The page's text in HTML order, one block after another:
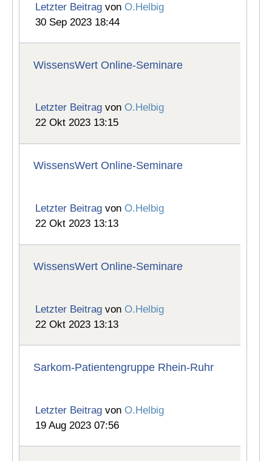
Letzter Beitrag vonO.Helbig
30 Sep 2023 18:44
WissensWert Online-Seminare
Letzter Beitrag vonO.Helbig
22 Okt 2023 13:15
WissensWert Online-Seminare
Letzter Beitrag vonO.Helbig
22 Okt 2023 13:13
WissensWert Online-Seminare
Letzter Beitrag vonO.Helbig
22 Okt 2023 13:13
Sarkom-Patientengruppe Rhein-Ruhr
Letzter Beitrag vonO.Helbig
19 Aug 2023 07:56